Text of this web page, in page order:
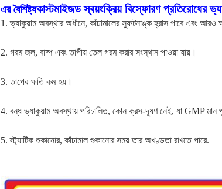
এর বৈশিষ্ট্যকাস্টমাইজড স্বয়ংক্রিয় বিস্ফোরণ প্রতিরোধের
1. ভ্যাকুয়াম অবস্থার অধীনে, কাঁচামালের স্ফুটনাঙ্ক হ্রাস পাবে এবং
2. গরম জল, বাষ্প এবং তাপীয় তেল গরম করার সংস্থান পাওয়া যায়।
3. তাপের ক্ষতি কম হয়।
4. বন্ধ ভ্যাকুয়াম অবস্থায় পরিচালিত, কোন ক্রস-দূষণ নেই, যা GMP মান
5. স্ট্যাটিক শুকানোর, কাঁচামাল শুকানোর সময় তার অখণ্ডতা রাখতে পারে.